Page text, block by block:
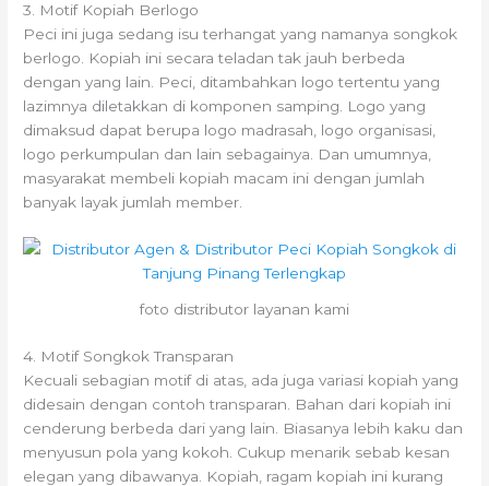
3. Motif Kopiah Berlogo
Peci ini juga sedang isu terhangat yang namanya songkok
berlogo. Kopiah ini secara teladan tak jauh berbeda
dengan yang lain. Peci, ditambahkan logo tertentu yang
lazimnya diletakkan di komponen samping. Logo yang
dimaksud dapat berupa logo madrasah, logo organisasi,
logo perkumpulan dan lain sebagainya. Dan umumnya,
masyarakat membeli kopiah macam ini dengan jumlah
banyak layak jumlah member.
foto distributor layanan kami
4. Motif Songkok Transparan
Kecuali sebagian motif di atas, ada juga variasi kopiah yang
didesain dengan contoh transparan. Bahan dari kopiah ini
cenderung berbeda dari yang lain. Biasanya lebih kaku dan
menyusun pola yang kokoh. Cukup menarik sebab kesan
elegan yang dibawanya. Kopiah, ragam kopiah ini kurang